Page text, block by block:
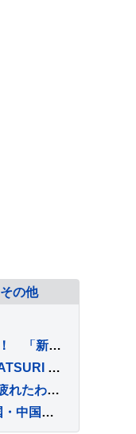
その他
松村北斗主演『告白』 【第5話ネタバレ＆第6話あらすじ】解禁！ 「新場面写真7点」も！！
涼しく快適な“完全室内”で全国の祭りと絶品グルメを堪能！ 「MATSURI JAPAN 2026」
バレーボール元日本代表、清水邦広さんが“現役ラストプレー”「疲れたわ～選手ってすごい」引退記念試合で豪華メンバーも集結
早田ひなは準々決勝敗退、世界ランク4位の蒯曼に屈す 卓球王国・中国の高い壁を越えられず【WTTチャンピオンズ横浜】